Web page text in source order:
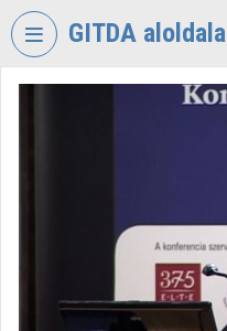
Skip header
GITDA aloldala
DEVELOPMENT
Organization home